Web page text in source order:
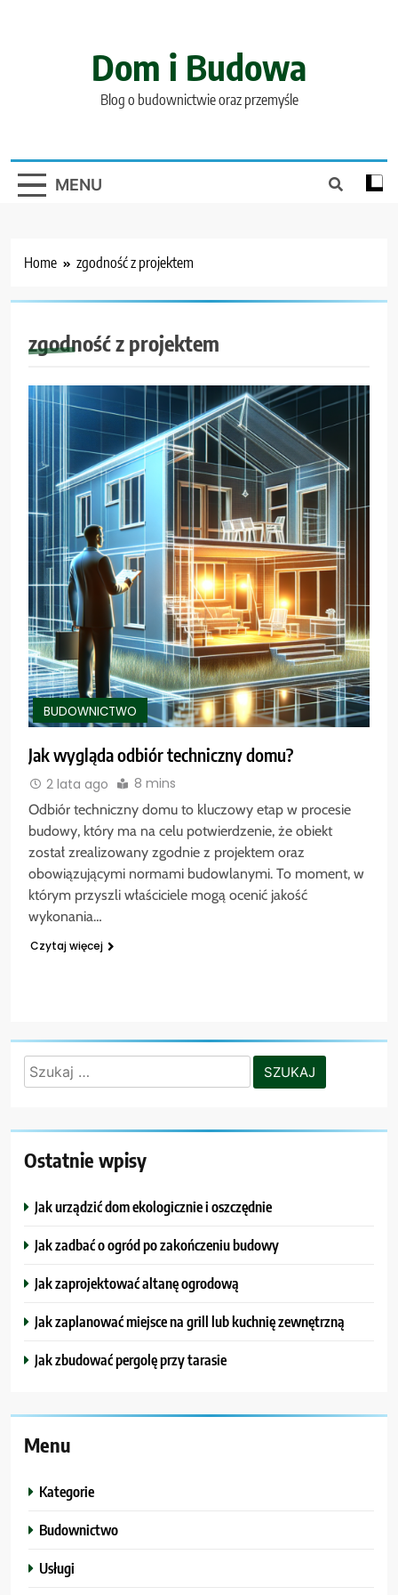
Dom i Budowa
Blog o budownictwie oraz przemyśle
MENU
Home zgodność z projektem
zgodność z projektem
BUDOWNICTWO
Jak wygląda odbiór techniczny domu?
2 lata ago 8 mins
Odbiór techniczny domu to kluczowy etap w procesie
budowy, który ma na celu potwierdzenie, że obiekt
został zrealizowany zgodnie z projektem oraz
obowiązującymi normami budowlanymi. To moment, w
którym przyszli właściciele mogą ocenić jakość
wykonania…
Czytaj więcej
Szukaj:
Ostatnie wpisy
Jak urządzić dom ekologicznie i oszczędnie
Jak zadbać o ogród po zakończeniu budowy
Jak zaprojektować altanę ogrodową
Jak zaplanować miejsce na grill lub kuchnię zewnętrzną
Jak zbudować pergolę przy tarasie
Menu
Kategorie
Budownictwo
Usługi